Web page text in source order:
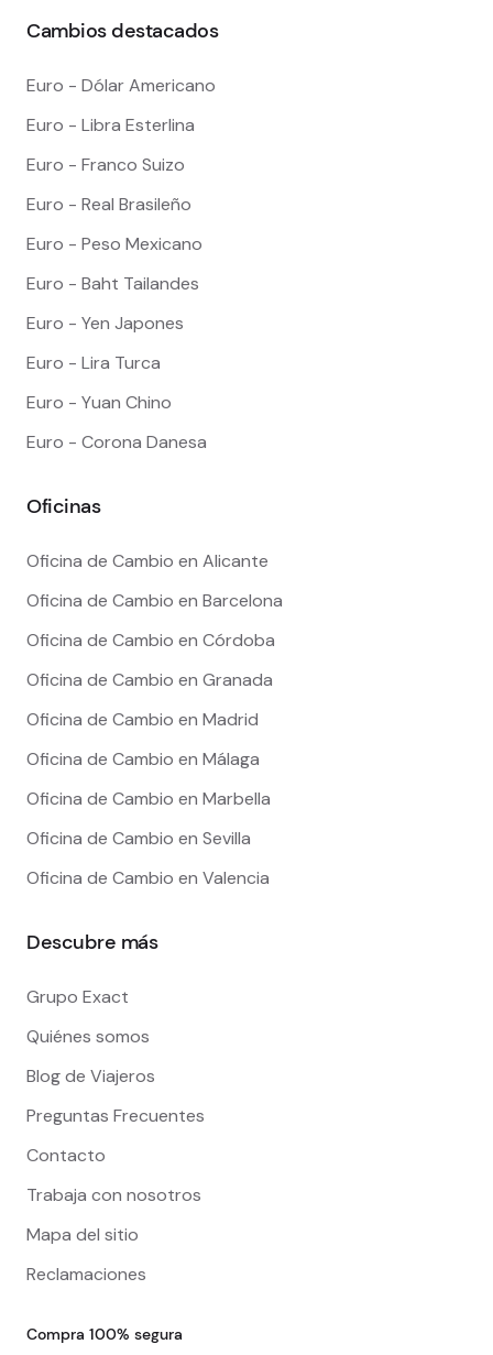
Cambios destacados
Euro - Dólar Americano
Euro - Libra Esterlina
Euro - Franco Suizo
Euro - Real Brasileño
Euro - Peso Mexicano
Euro - Baht Tailandes
Euro - Yen Japones
Euro - Lira Turca
Euro - Yuan Chino
Euro - Corona Danesa
Oficinas
Oficina de Cambio en Alicante
Oficina de Cambio en Barcelona
Oficina de Cambio en Córdoba
Oficina de Cambio en Granada
Oficina de Cambio en Madrid
Oficina de Cambio en Málaga
Oficina de Cambio en Marbella
Oficina de Cambio en Sevilla
Oficina de Cambio en Valencia
Descubre más
Grupo Exact
Quiénes somos
Blog de Viajeros
Preguntas Frecuentes
Contacto
Trabaja con nosotros
Mapa del sitio
Reclamaciones
Compra 100% segura